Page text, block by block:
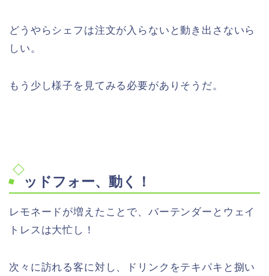
どうやらシェフは注文が入らないと動き出さないら
しい。
もう少し様子を見てみる必要がありそうだ。
ッドフォー、動く！
レモネードが増えたことで、バーテンダーとウェイ
トレスは大忙し！
次々に訪れる客に対し、ドリンクをテキパキと捌い